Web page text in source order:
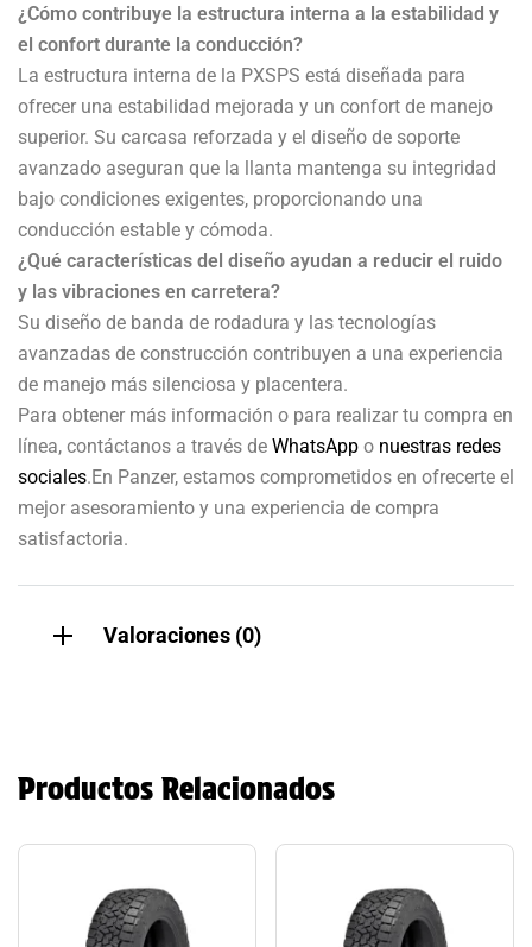
¿Cómo contribuye la estructura interna a la estabilidad y
el confort durante la conducción?
La estructura interna de la PXSPS está diseñada para
ofrecer una estabilidad mejorada y un confort de manejo
superior. Su carcasa reforzada y el diseño de soporte
avanzado aseguran que la llanta mantenga su integridad
bajo condiciones exigentes, proporcionando una
conducción estable y cómoda.
¿Qué características del diseño ayudan a reducir el ruido
y las vibraciones en carretera?
Su diseño de banda de rodadura y las tecnologías
avanzadas de construcción contribuyen a una experiencia
de manejo más silenciosa y placentera.
Para obtener más información o para realizar tu compra en
línea, contáctanos a través de WhatsApp o nuestras redes
sociales.En Panzer, estamos comprometidos en ofrecerte el
mejor asesoramiento y una experiencia de compra
satisfactoria.
Valoraciones (0)
Productos Relacionados